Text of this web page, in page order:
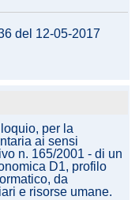
del 12-05-2017
per la
ai sensi
n. 165/2001 - di un
D1, profilo
da
e risorse umane.